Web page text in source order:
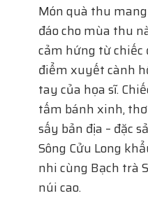
Món quà thu
đáo cho mùa thu
cảm hứng từ
điểm xuyết cành
tay của họa sĩ.
tấm bánh xinh,
sấy bản địa – đặc
Sông Cửu Long
nhi cùng Bạch trà
núi cao.